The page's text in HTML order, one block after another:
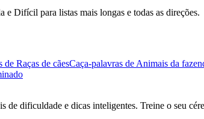
Difícil para listas mais longas e todas as direções.
de Raças de cãesCaça-palavras de Animais da
dificuldade e dicas inteligentes. Treine o seu